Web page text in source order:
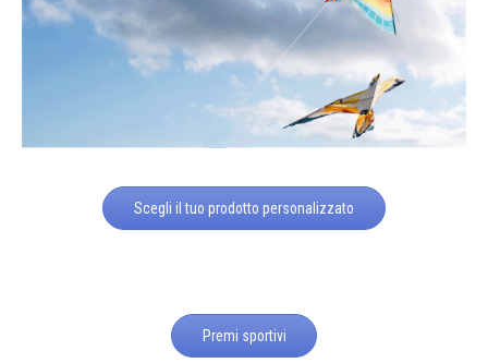
Scegli il tuo prodotto personalizzato
Premi sportivi